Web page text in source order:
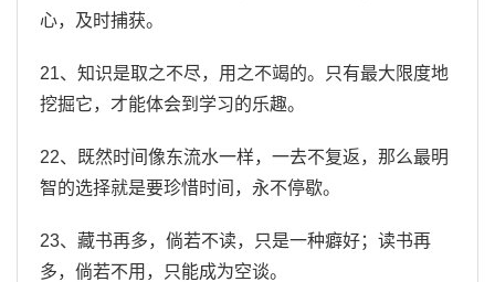
心，及时捕获。
21、知识是取之不尽，用之不竭的。只有最大限度地
挖掘它，才能体会到学习的乐趣。
22、既然时间像东流水一样，一去不复返，那么最明
智的选择就是要珍惜时间，永不停歇。
23、藏书再多，倘若不读，只是一种癖好；读书再
多，倘若不用，只能成为空谈。